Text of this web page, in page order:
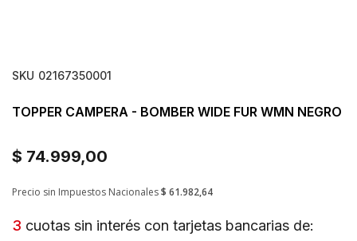
SKU 02167350001
TOPPER CAMPERA - BOMBER WIDE FUR WMN NEGRO
$ 74.999,00
Precio sin Impuestos Nacionales$ 61.982,64
3 cuotas sin interés con tarjetas bancarias de: